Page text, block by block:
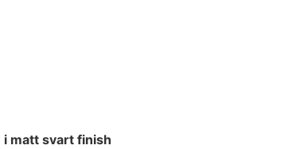
matt svart finish